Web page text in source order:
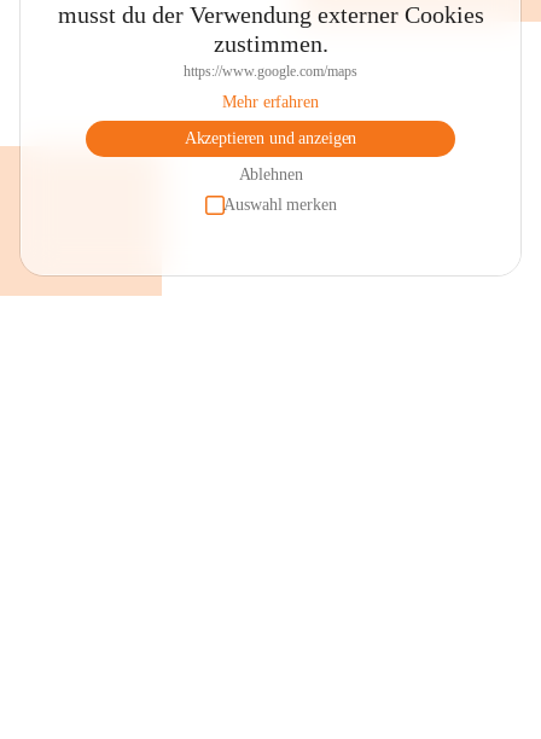
musst du der Verwendung externer Cookies
zustimmen.
https://www.google.com/maps
Mehr erfahren
Akzeptieren und anzeigen
Ablehnen
Auswahl merken